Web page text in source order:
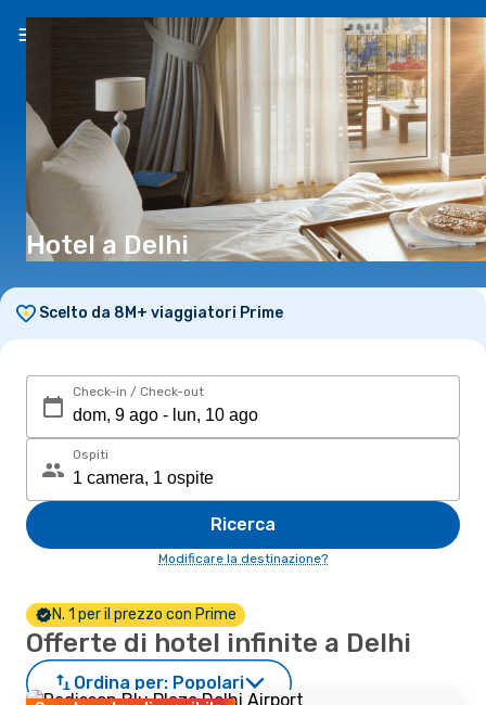
IT(€)
Hotel a Delhi
Scelto da 8M+ viaggiatori Prime
Check-in / Check-out
Ospiti
Ricerca
Modificare la destinazione?
N. 1 per il prezzo con Prime
Offerte di hotel infinite a Delhi
Ordina per: Popolari